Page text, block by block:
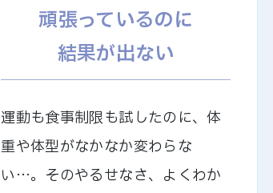
頑張っているのに
結果が出ない
運動も食事制限も試したのに、体
重や体型がなかなか変わらな
い…。そのやるせなさ、よくわか